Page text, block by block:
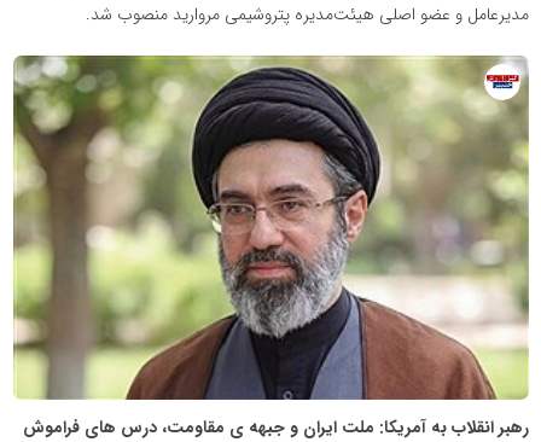
مدیرعامل و عضو اصلی هیئت‌مدیره پتروشیمی مروارید منصوب شد.
رهبر انقلاب به آمریکا: ملت ایران و جبهه ی مقاومت، درس های فراموش
روابط
عمومی
خبرگزاری
گزارش
خبر